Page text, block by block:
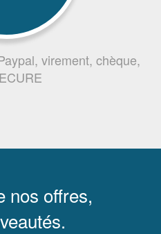
virement, chèque,
nos offres,